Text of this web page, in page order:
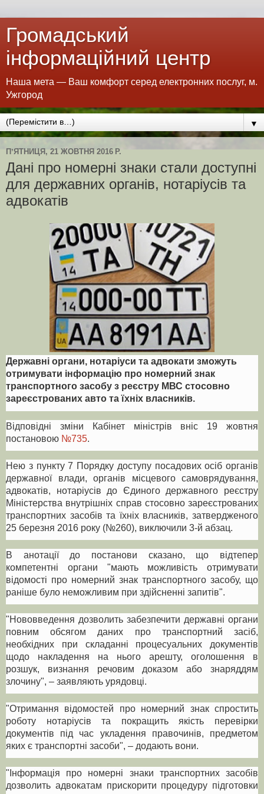
Громадський
інформаційний центр
Наша мета — Ваш комфорт серед електронних послуг, м.
Ужгород
▼
ПʼЯТНИЦЯ, 21 ЖОВТНЯ 2016 Р.
Дані про номерні знаки стали доступні
для державних органів, нотаріусів та
адвокатів
Державні органи, нотаріуси та адвокати зможуть
отримувати інформацію про номерний знак
транспортного засобу з реєстру МВС стосовно
зареєстрованих авто та їхніх власників.
Відповідні зміни Кабінет міністрів вніс 19 жовтня
постановою №735.
Нею з пункту 7 Порядку доступу посадових осіб органів
державної влади, органів місцевого самоврядування,
адвокатів, нотаріусів до Єдиного державного реєстру
Міністерства внутрішніх справ стосовно зареєстрованих
транспортних засобів та їхніх власників, затвердженого
25 березня 2016 року (№260), виключили 3-й абзац.
В анотації до постанови сказано, що відтепер
компетентні органи "мають можливість отримувати
відомості про номерний знак транспортного засобу, що
раніше було неможливим при здійсненні запитів".
"Нововведення дозволить забезпечити державні органи
повним обсягом даних про транспортний засіб,
необхідних при складанні процесуальних документів
щодо накладення на нього арешту, оголошення в
розшук, визнання речовим доказом або знаряддям
злочину", – заявляють урядовці.
"Отримання відомостей про номерний знак спростить
роботу нотаріусів та покращить якість перевірки
документів під час укладення правочинів, предметом
яких є транспортні засоби", – додають вони.
"Інформація про номерні знаки транспортних засобів
дозволить адвокатам прискорити процедуру підготовки